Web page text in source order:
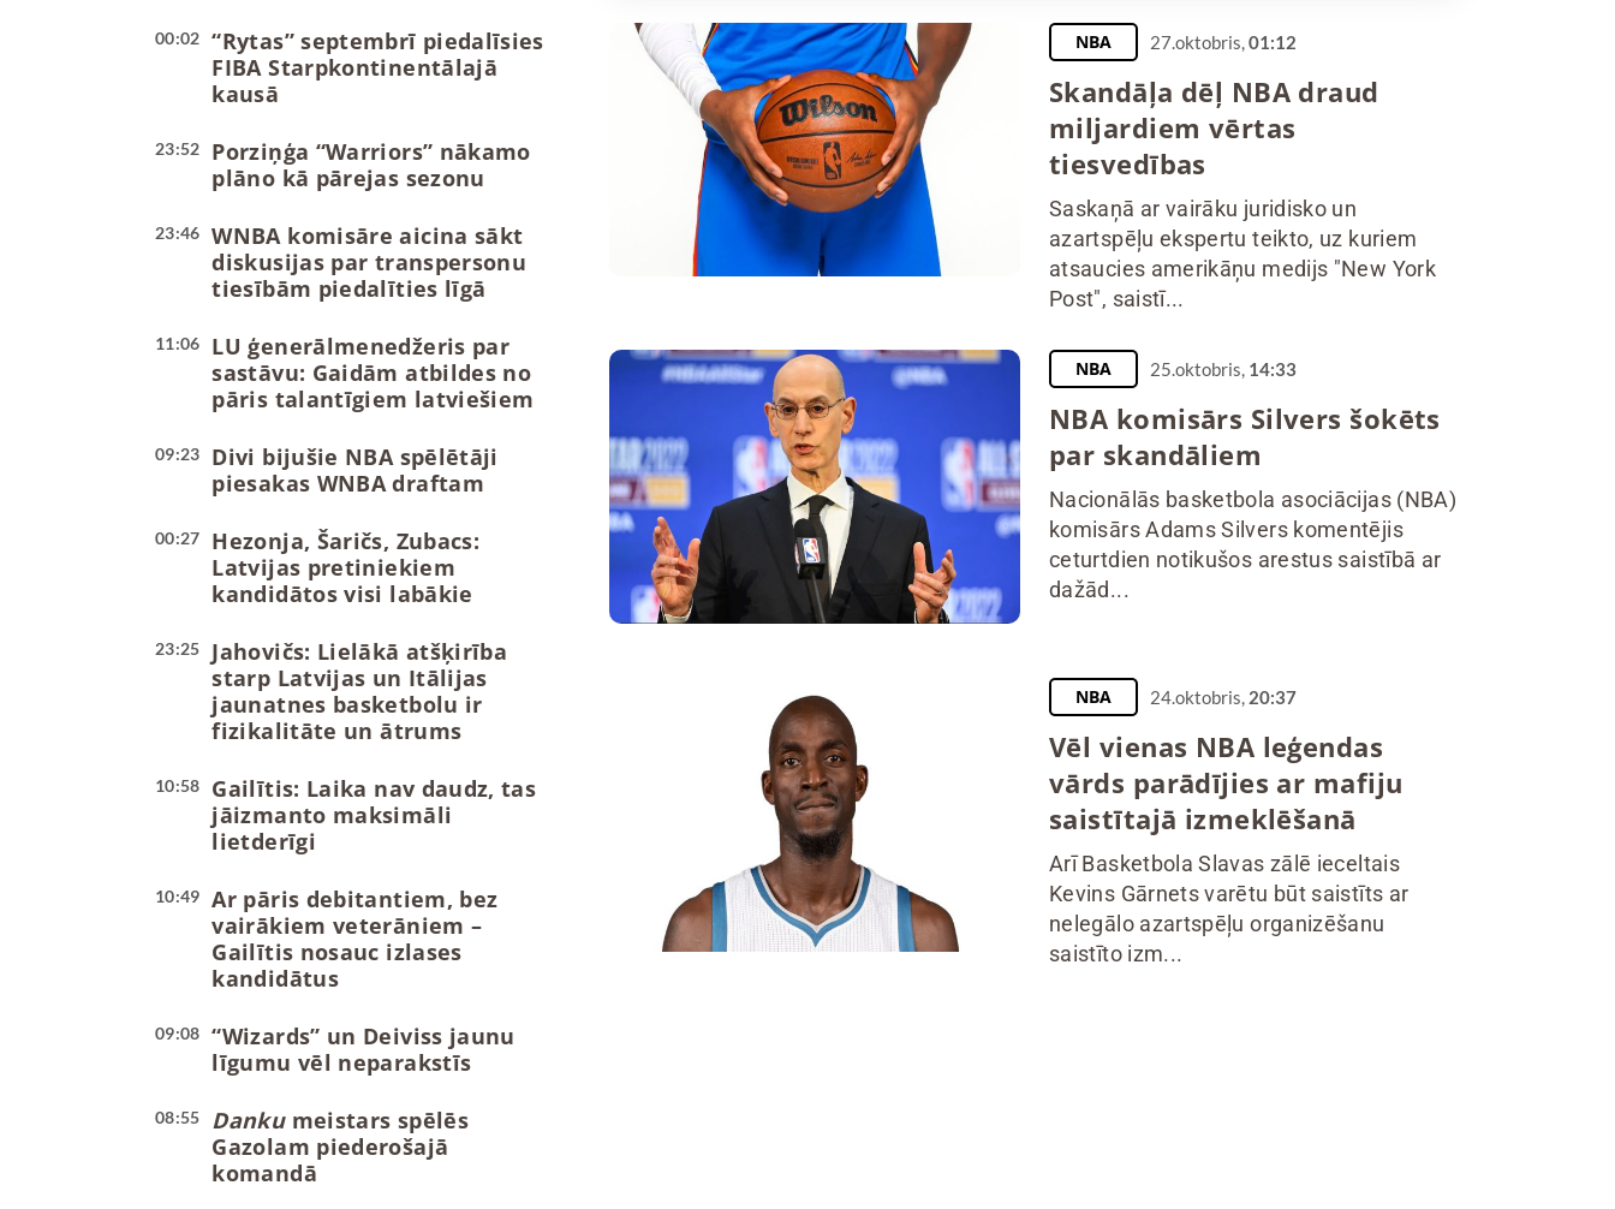
00:02
“Rytas” septembrī piedalīsies
FIBA Starpkontinentālajā
kausā
23:52
Porziņģa “Warriors” nākamo
plāno kā pārejas sezonu
23:46
WNBA komisāre aicina sākt
diskusijas par transpersonu
tiesībām piedalīties līgā
11:06
LU ģenerālmenedžeris par
sastāvu: Gaidām atbildes no
pāris talantīgiem latviešiem
09:23
Divi bijušie NBA spēlētāji
piesakas WNBA draftam
00:27
Hezonja, Šaričs, Zubacs:
Latvijas pretiniekiem
kandidātos visi labākie
23:25
Jahovičs: Lielākā atšķirība
starp Latvijas un Itālijas
jaunatnes basketbolu ir
fizikalitāte un ātrums
10:58
Gailītis: Laika nav daudz, tas
jāizmanto maksimāli
lietderīgi
10:49
Ar pāris debitantiem, bez
vairākiem veterāniem –
Gailītis nosauc izlases
kandidātus
09:08
“Wizards” un Deiviss jaunu
līgumu vēl neparakstīs
08:55 Dankumeistars spēlēs
Gazolam piederošajā
komandā
NBA 27.oktobris,01:12
Skandāļa dēļ NBA draud
miljardiem vērtas
tiesvedības
Saskaņā ar vairāku juridisko un
azartspēļu ekspertu teikto, uz kuriem
atsaucies amerikāņu medijs "New York
Post", saistī...
NBA 25.oktobris, 14:33
NBA komisārs Silvers šokēts
par skandāliem
Nacionālās basketbola asociācijas (NBA)
komisārs Adams Silvers komentējis
ceturtdien notikušos arestus saistībā ar
dažād...
NBA 24.oktobris, 20:37
Vēl vienas NBA leģendas
vārds parādījies ar mafiju
saistītajā izmeklēšanā
Arī Basketbola Slavas zālē ieceltais
Kevins Gārnets varētu būt saistīts ar
nelegālo azartspēļu organizēšanu
saistīto izm...